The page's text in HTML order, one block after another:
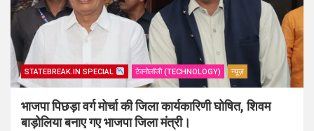
STATEBREAK.IN SPECIAL टेक्नोलॉजी (TECHNOLOGY) न्यूज़
भाजपा पिछड़ा वर्ग मोर्चा की जिला कार्यकारिणी घोषित, शिवम
बाड़ोलिया बनाए गए भाजपा जिला मंत्री।